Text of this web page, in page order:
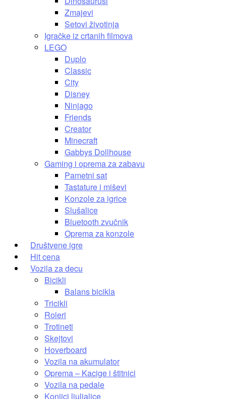
Zmajevi
Setovi životinja
Igračke iz crtanih filmova
LEGO
Duplo
Classic
City
Disney
Ninjago
Friends
Creator
Minecraft
Gabbys Dollhouse
Gaming i oprema za zabavu
Pametni sat
Tastature i miševi
Konzole za igrice
Slušalice
Bluetooth zvučnik
Oprema za konzole
Društvene igre
Hit cena
Vozila za decu
Bicikli
Balans bicikla
Tricikli
Roleri
Trotineti
Skejtovi
Hoverboard
Vozila na akumulator
Oprema – Kacige i štitnici
Vozila na pedale
Konjici ljuljalice